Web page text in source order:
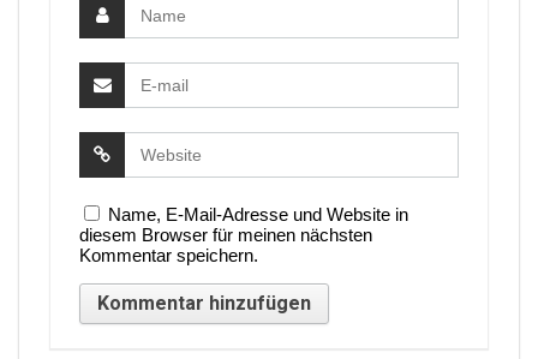
Name, E-Mail-Adresse und Website in
diesem Browser für meinen nächsten
Kommentar speichern.